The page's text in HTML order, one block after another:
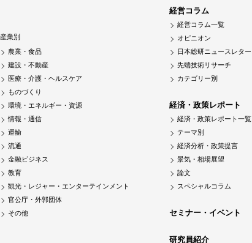
産業別
農業・食品
建設・不動産
医療・介護・ヘルスケア
ものづくり
環境・エネルギー・資源
情報・通信
運輸
流通
金融ビジネス
教育
観光・レジャー・エンターテインメント
官公庁・外郭団体
その他
経営コラム
経営コラム一覧
オピニオン
日本総研ニュースレター
先端技術リサーチ
カテゴリー別
経済・政策レポート
経済・政策レポート一覧
テーマ別
経済分析・政策提言
景気・相場展望
論文
スペシャルコラム
セミナー・イベント
研究員紹介